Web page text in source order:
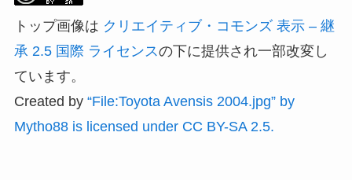
トップ画像は クリエイティブ・コモンズ 表示 – 継
承 2.5 国際 ライセンスの下に提供され一部改変し
ています。
Created by “File:Toyota Avensis 2004.jpg” by
Mytho88 is licensed under CC BY-SA 2.5.